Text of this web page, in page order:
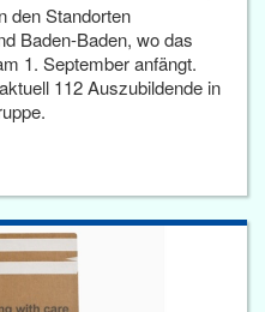
den Standorten
Baden-Baden, wo das
1. September anfängt.
112 Auszubildende in